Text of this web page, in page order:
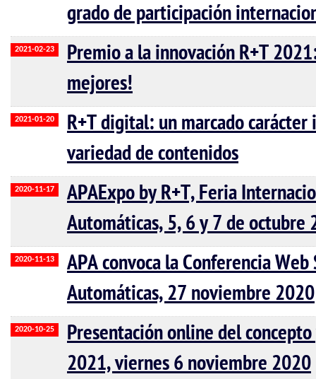
grado de participación
2021-02-23
Premio a la innovación R+T
mejores!
2021-01-20
R+T digital: un marcado
variedad de contenidos
2020-11-17
APAExpo by R+T, Feria
Automáticas, 5, 6 y 7 de octubre
2020-11-13
APA convoca la Conferencia
Automáticas, 27 noviembre 2020
2020-10-25
Presentación online del
2021, viernes 6 noviembre 2020